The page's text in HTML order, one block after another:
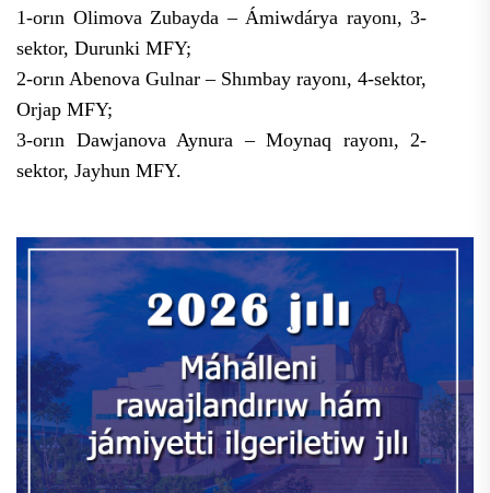
1-orın Olimova Zubayda – Ámiwdárya rayonı, 3-
sektor, Durunki MFY;
2-orın Abenova Gulnar – Shımbay rayonı, 4-sektor,
Orjap MFY;
3-orın Dawjanova Aynura – Moynaq rayonı, 2-
sektor, Jayhun MFY.